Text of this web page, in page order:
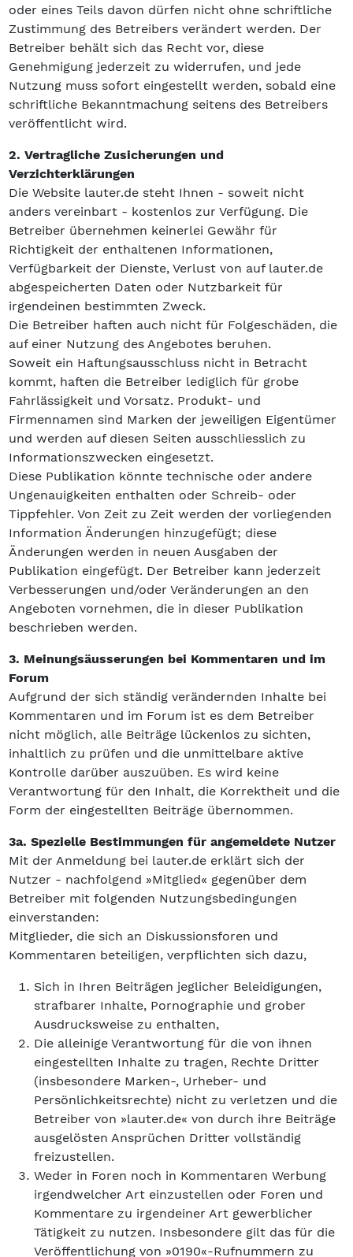
oder eines Teils davon dürfen nicht ohne schriftliche
Zustimmung des Betreibers verändert werden. Der
Betreiber behält sich das Recht vor, diese
Genehmigung jederzeit zu widerrufen, und jede
Nutzung muss sofort eingestellt werden, sobald eine
schriftliche Bekanntmachung seitens des Betreibers
veröffentlicht wird.
2. Vertragliche Zusicherungen und
Verzichterklärungen
Die Website lauter.de steht Ihnen - soweit nicht
anders vereinbart - kostenlos zur Verfügung. Die
Betreiber übernehmen keinerlei Gewähr für
Richtigkeit der enthaltenen Informationen,
Verfügbarkeit der Dienste, Verlust von auf lauter.de
abgespeicherten Daten oder Nutzbarkeit für
irgendeinen bestimmten Zweck.
Die Betreiber haften auch nicht für Folgeschäden, die
auf einer Nutzung des Angebotes beruhen.
Soweit ein Haftungsausschluss nicht in Betracht
kommt, haften die Betreiber lediglich für grobe
Fahrlässigkeit und Vorsatz. Produkt- und
Firmennamen sind Marken der jeweiligen Eigentümer
und werden auf diesen Seiten ausschliesslich zu
Informationszwecken eingesetzt.
Diese Publikation könnte technische oder andere
Ungenauigkeiten enthalten oder Schreib- oder
Tippfehler. Von Zeit zu Zeit werden der vorliegenden
Information Änderungen hinzugefügt; diese
Änderungen werden in neuen Ausgaben der
Publikation eingefügt. Der Betreiber kann jederzeit
Verbesserungen und/oder Veränderungen an den
Angeboten vornehmen, die in dieser Publikation
beschrieben werden.
3. Meinungsäusserungen bei Kommentaren und im
Forum
Aufgrund der sich ständig verändernden Inhalte bei
Kommentaren und im Forum ist es dem Betreiber
nicht möglich, alle Beiträge lückenlos zu sichten,
inhaltlich zu prüfen und die unmittelbare aktive
Kontrolle darüber auszuüben. Es wird keine
Verantwortung für den Inhalt, die Korrektheit und die
Form der eingestellten Beiträge übernommen.
3a. Spezielle Bestimmungen für angemeldete Nutzer
Mit der Anmeldung bei lauter.de erklärt sich der
Nutzer - nachfolgend »Mitglied« gegenüber dem
Betreiber mit folgenden Nutzungsbedingungen
einverstanden:
Mitglieder, die sich an Diskussionsforen und
Kommentaren beteiligen, verpflichten sich dazu,
Sich in Ihren Beiträgen jeglicher Beleidigungen,
strafbarer Inhalte, Pornographie und grober
Ausdrucksweise zu enthalten,
Die alleinige Verantwortung für die von ihnen
eingestellten Inhalte zu tragen, Rechte Dritter
(insbesondere Marken-, Urheber- und
Persönlichkeitsrechte) nicht zu verletzen und die
Betreiber von »lauter.de« von durch ihre Beiträge
ausgelösten Ansprüchen Dritter vollständig
freizustellen.
Weder in Foren noch in Kommentaren Werbung
irgendwelcher Art einzustellen oder Foren und
Kommentare zu irgendeiner Art gewerblicher
Tätigkeit zu nutzen. Insbesondere gilt das für die
Veröffentlichung von »0190«-Rufnummern zu